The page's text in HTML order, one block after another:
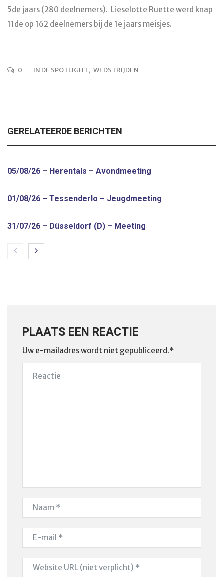
5de jaars (280 deelnemers). Lieselotte Ruette werd knap
11de op 162 deelnemers bij de 1e jaars meisjes.
0 IN DE SPOTLIGHT, WEDSTRIJDEN
GERELATEERDE BERICHTEN
05/08/26 – Herentals – Avondmeeting
01/08/26 – Tessenderlo – Jeugdmeeting
31/07/26 – Düsseldorf (D) – Meeting
PLAATS EEN REACTIE
Uw e-mailadres wordt niet gepubliceerd.*